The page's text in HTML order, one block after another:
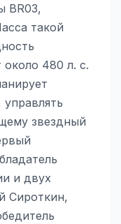
BR03,
такой
около 480 л. с.
звездный
и двух
Сироткин,